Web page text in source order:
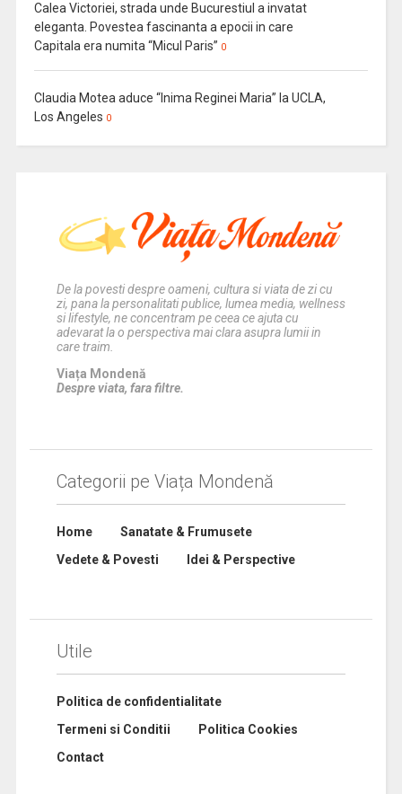
Calea Victoriei, strada unde Bucurestiul a invatat
eleganta. Povestea fascinanta a epocii in care
Capitala era numita “Micul Paris” 0
Claudia Motea aduce “Inima Reginei Maria” la UCLA,
Los Angeles 0
De la povesti despre oameni, cultura si viata de zi cu
zi, pana la personalitati publice, lumea media, wellness
si lifestyle, ne concentram pe ceea ce ajuta cu
adevarat la o perspectiva mai clara asupra lumii in
care traim.
Viața Mondenă
Despre viata, fara filtre.
Categorii pe Viața Mondenă
Home
Sanatate & Frumusete
Vedete & Povesti
Idei & Perspective
Utile
Politica de confidentialitate
Termeni si Conditii
Politica Cookies
Contact